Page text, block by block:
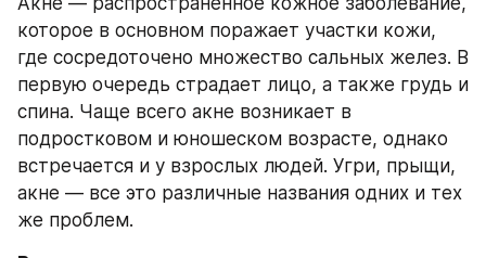
которое в основном поражает участки кожи,
где сосредоточено множество сальных желез. В
первую очередь страдает лицо, а также грудь и
спина. Чаще всего акне возникает в
подростковом и юношеском возрасте, однако
встречается и у взрослых людей. Угри, прыщи,
акне — все это различные названия одних и тех
же проблем.